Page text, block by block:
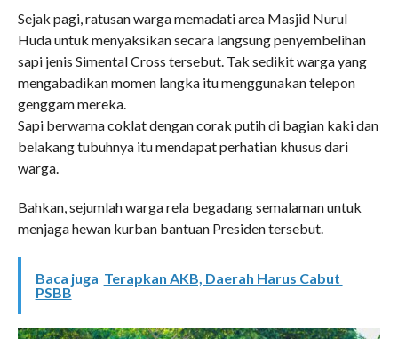
Sejak pagi, ratusan warga memadati area Masjid Nurul
Huda untuk menyaksikan secara langsung penyembelihan
sapi jenis Simental Cross tersebut. Tak sedikit warga yang
mengabadikan momen langka itu menggunakan telepon
genggam mereka.
Sapi berwarna coklat dengan corak putih di bagian kaki dan
belakang tubuhnya itu mendapat perhatian khusus dari
warga.
Bahkan, sejumlah warga rela begadang semalaman untuk
menjaga hewan kurban bantuan Presiden tersebut.
Baca juga Terapkan AKB, Daerah Harus Cabut
PSBB